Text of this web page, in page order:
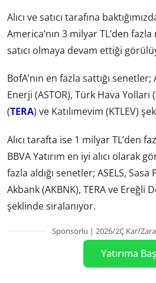
Alıcı ve satıcı tarafına
America’nın 3 milyar TL’den
satıcı olmaya devam ettiği
BofA’nın en fazla sattığı
Enerji (ASTOR), Türk Hava Yolları
(TERA) ve Katılımevim (KTLEV)
Alıcı tarafta ise 1 milyar TL’den
BBVA Yatırım en iyi alıcı olarak
fazla aldığı senetler; ASELS, Sasa
Akbank (AKBNK), TERA ve Ereğli
şeklinde sıralanıyor.
Sponsorlu | 2026/2Ç Kar/
Yatırıma